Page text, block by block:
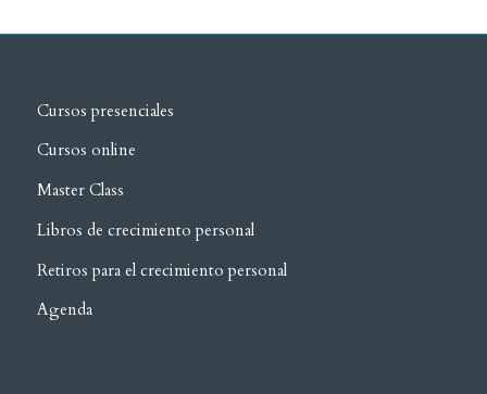
Cursos presenciales
Cursos online
Master Class
Libros de crecimiento personal
Retiros para el crecimiento personal
Agenda